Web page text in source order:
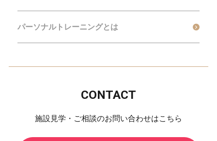
パーソナルトレーニングとは
CONTACT
施設見学・ご相談のお問い合わせはこちら